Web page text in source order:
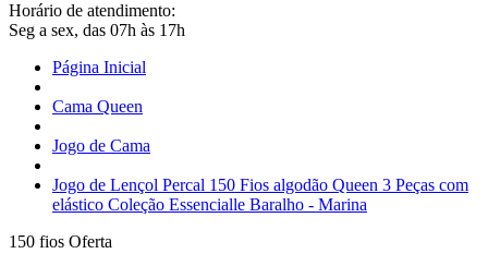
Horário de atendimento:
Seg a sex, das 07h às 17h
Página Inicial
Cama Queen
Jogo de Cama
Jogo de Lençol Percal 150 Fios algodão Queen 3 Peças com
elástico Coleção Essencialle Baralho - Marina
150 fios Oferta